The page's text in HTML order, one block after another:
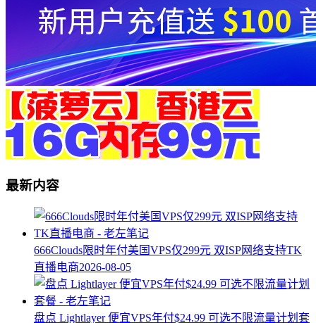
最新内容
666Clouds限时年付美国VPS仅299元 双ISP网络支持TK
直播电商2026-08-05
盘点 Lightlayer 便宜VPS年付$24.99 可选不限流量计划套